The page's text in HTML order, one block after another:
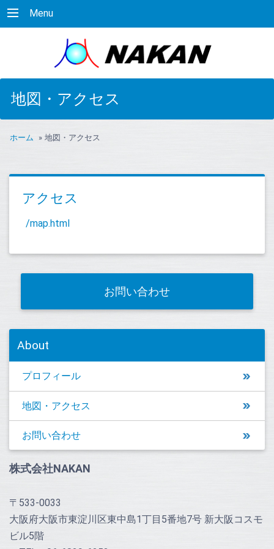
Menu
地図・アクセス
ホーム » 地図・アクセス
アクセス
/map.html
お問い合わせ
About
プロフィール
地図・アクセス
お問い合わせ
株式会社NAKAN
〒533-0033
大阪府大阪市東淀川区東中島1丁目5番地7号 新大阪コスモ
ビル5階